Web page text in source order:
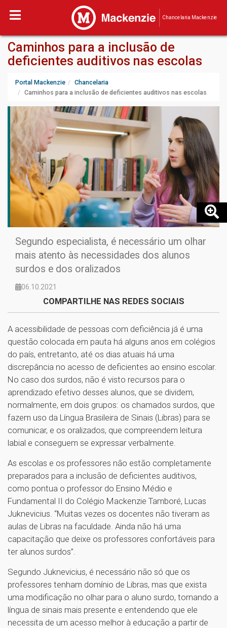
Chancelaria Mackenzie
Caminhos para a inclusão de
deficientes auditivos nas escolas
Portal Mackenzie
Chancelaria
Caminhos para a inclusão de deficientes auditivos nas escolas
Segundo especialista, é necessário um olhar
mais atento às necessidades dos alunos
surdos e dos oralizados
06.10.2021
COMPARTILHE NAS REDES SOCIAIS
A acessibilidade de pessoas com deficiência já é uma
questão colocada em pauta há alguns anos em colégios
do país, entretanto, até os dias atuais há uma
discrepância no acesso de deficientes ao ensino escolar.
No caso dos surdos, não é visto recursos para o
aprendizado efetivo desses alunos, que se dividem,
normalmente, em dois grupos: os chamados surdos, que
fazem uso da Língua Brasileira de Sinais (Libras) para se
comunicar, e os oralizados, que compreendem leitura
labial e conseguem se expressar verbalmente.
As escolas e os professores não estão completamente
preparados para a inclusão de deficientes auditivos,
como pontua o professor do Ensino Médio e
Fundamental II do Colégio Mackenzie Tamboré, Lucas
Juknevicius. “Muitas vezes os docentes não tiveram as
aulas de Libras na faculdade. Ainda não há uma
capacitação que deixe os professores confortáveis para
ter alunos surdos”.
Segundo Juknevicius, é necessário não só que os
professores tenham domínio de Libras, mas que exista
uma modificação no olhar para o aluno surdo, tornando a
língua de sinais mais presente e entendendo que ele
necessita de um acesso melhor à educação a partir de